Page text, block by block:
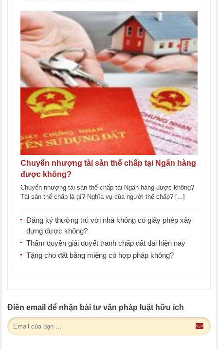
Chuyển nhượng tài sản thế chấp tại Ngân hàng
được không?
Chuyển nhượng tài sản thế chấp tại Ngân hàng được không?
Tài sản thế chấp là gì? Nghĩa vụ của người thế chấp? [...]
Đăng ký thường trú với nhà không có giấy phép xây
dựng được không?
Thẩm quyền giải quyết tranh chấp đất đai hiện nay
Tặng cho đất bằng miệng có hợp pháp không?
Điền email để nhận bài tư vấn pháp luật hữu ích